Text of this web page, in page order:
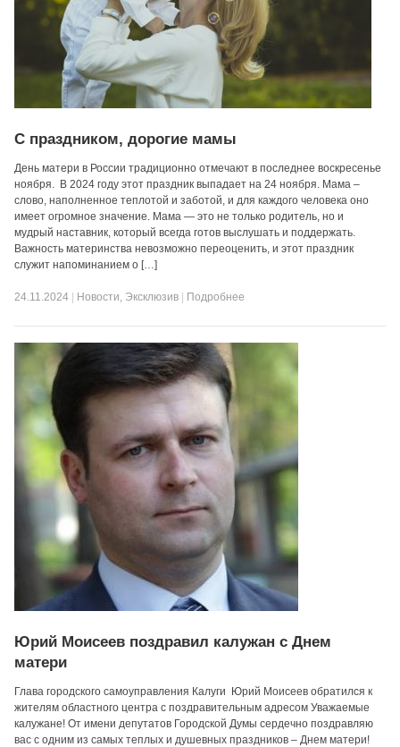
С праздником, дорогие мамы
День матери в России традиционно отмечают в последнее воскресенье
ноября. В 2024 году этот праздник выпадает на 24 ноября. Мама –
слово, наполненное теплотой и заботой, и для каждого человека оно
имеет огромное значение. Мама — это не только родитель, но и
мудрый наставник, который всегда готов выслушать и поддержать.
Важность материнства невозможно переоценить, и этот праздник
служит напоминанием о […]
24.11.2024 Новости, Эксклюзив Подробнее
Юрий Моисеев поздравил калужан с Днем
матери
Глава городского самоуправления Калуги Юрий Моисеев обратился к
жителям областного центра с поздравительным адресом Уважаемые
калужане! От имени депутатов Городской Думы сердечно поздравляю
вас с одним из самых теплых и душевных праздников – Днем матери!